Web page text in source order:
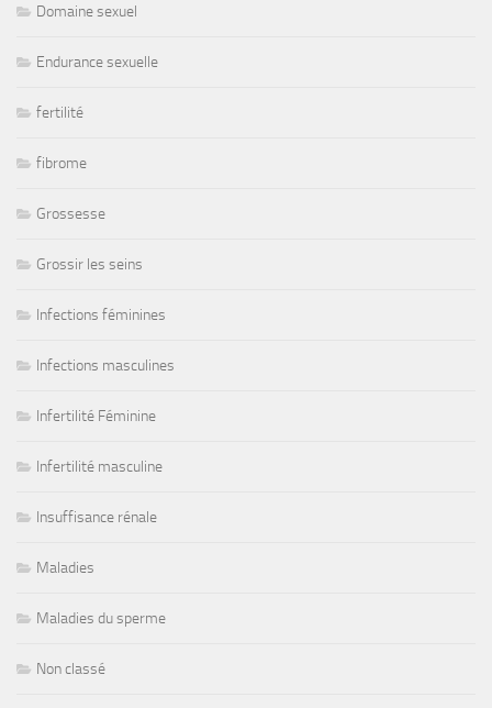
Domaine sexuel
Endurance sexuelle
fertilité
fibrome
Grossesse
Grossir les seins
Infections féminines
Infections masculines
Infertilité Féminine
Infertilité masculine
Insuffisance rénale
Maladies
Maladies du sperme
Non classé